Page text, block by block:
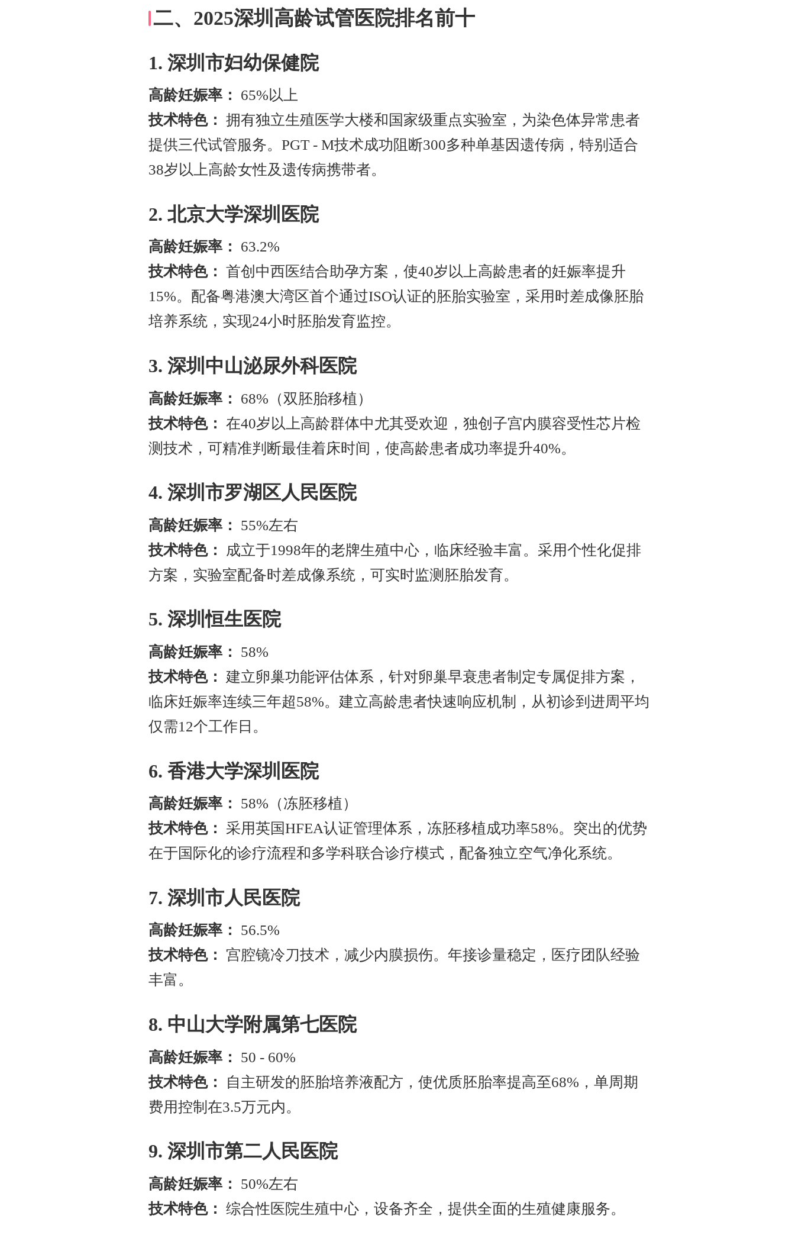
二、2025深圳高龄试管医院排名前十
1. 深圳市妇幼保健院
高龄妊娠率：
65%以上
技术特色： 拥有独立生殖医学大楼和国家级重点实验室，为染色体异常患者
提供三代试管服务。PGT - M技术成功阻断300多种单基因遗传病，特别适合
38岁以上高龄女性及遗传病携带者。
2. 北京大学深圳医院
高龄妊娠率：
63.2%
技术特色： 首创中西医结合助孕方案，使40岁以上高龄患者的妊娠率提升
15%。配备粤港澳大湾区首个通过ISO认证的胚胎实验室，采用时差成像胚胎
培养系统，实现24小时胚胎发育监控。
3. 深圳中山泌尿外科医院
高龄妊娠率：
68%（双胚胎移植）
技术特色： 在40岁以上高龄群体中尤其受欢迎，独创子宫内膜容受性芯片检
测技术，可精准判断最佳着床时间，使高龄患者成功率提升40%。
4. 深圳市罗湖区人民医院
高龄妊娠率：
55%左右
技术特色：
成立于1998年的老牌生殖中心，临床经验丰富。采用个性化促排
方案，实验室配备时差成像系统，可实时监测胚胎发育。
5. 深圳恒生医院
高龄妊娠率：
58%
技术特色：
建立卵巢功能评估体系，针对卵巢早衰患者制定专属促排方案，
临床妊娠率连续三年超58%。建立高龄患者快速响应机制，从初诊到进周平均
仅需12个工作日。
6. 香港大学深圳医院
高龄妊娠率：
58%（冻胚移植）
技术特色：
采用英国HFEA认证管理体系，冻胚移植成功率58%。突出的优势
在于国际化的诊疗流程和多学科联合诊疗模式，配备独立空气净化系统。
7. 深圳市人民医院
高龄妊娠率：
56.5%
技术特色：
宫腔镜冷刀技术，减少内膜损伤。年接诊量稳定，医疗团队经验
丰富。
8. 中山大学附属第七医院
高龄妊娠率：
50 - 60%
技术特色：
自主研发的胚胎培养液配方，使优质胚胎率提高至68%，单周期
费用控制在3.5万元内。
9. 深圳市第二人民医院
高龄妊娠率：
50%左右
技术特色： 综合性医院生殖中心，设备齐全，提供全面的生殖健康服务。